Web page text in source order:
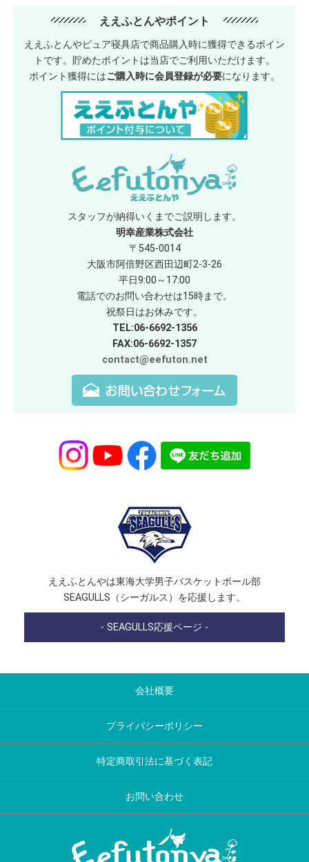
ええふとんやポイント
ええふとんやピュア寝具店で商品購入時に獲得できるポイン
トです。貯めたポイントは当店でご利用いただけます。
ポイント獲得にはご購入時に会員登録が必要になります。
スタッフが納得いくまでご説明します。
明幸産業株式会社
〒545-0014
大阪市阿倍野区西田辺町2-3-26
平日9:00～17:00
電話でのお問い合わせは15時まで。
祝祭日はお休みです。
TEL:06-6692-1356
FAX:06-6692-1357
contact@eefuton.net
ええふとんやは東海大学男子バスケットボール部
SEAGULLS（シーガルス）を応援します。
- SEAGULLS応援ページ -
会社概要
プライバシーポリシー
特定商取引法に基づく表記
お問い合わせ